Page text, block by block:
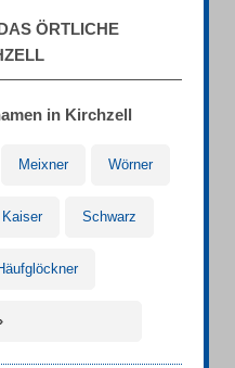
ÖRTLICHE
in Kirchzell
Meixner Wörner
Kaiser Schwarz